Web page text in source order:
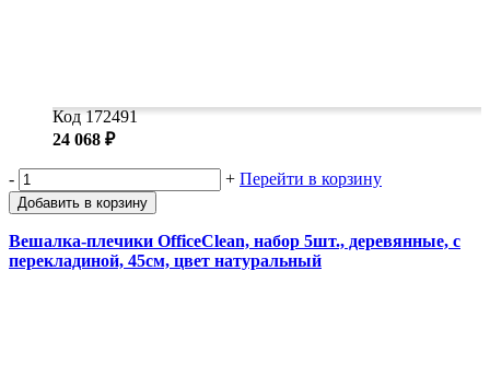
Код 172491
24 068 ₽
- + Перейти в корзину
Добавить в корзину
Вешалка-плечики OfficeClean, набор 5шт., деревянные, с
перекладиной, 45см, цвет натуральный